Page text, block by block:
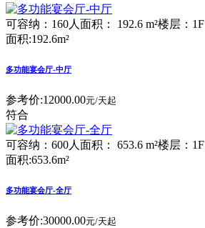
可容纳：160人 面积： 192.6 m²楼层：1F
面积:192.6m²
多功能宴会厅-中厅
参考价:12000.00元/天起
符合
可容纳：600人 面积： 653.6 m²楼层：1F
面积:653.6m²
多功能宴会厅-全厅
参考价:30000.00元/天起